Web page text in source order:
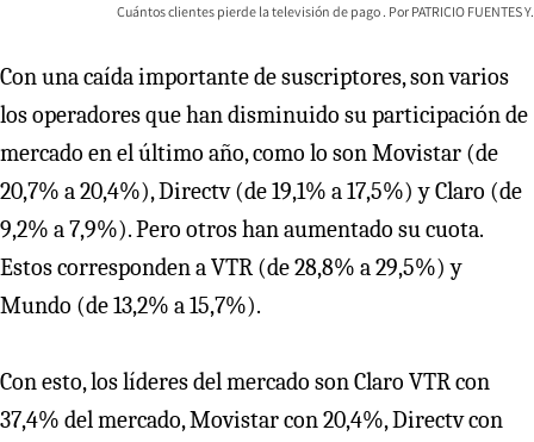
Cuántos clientes pierde la televisión de pago PATRICIO FUENTES Y.
Con una caída importante de suscriptores, son varios
los operadores que han disminuido su participación de
mercado en el último año, como lo son Movistar (de
20,7% a 20,4%), Directv (de 19,1% a 17,5%) y Claro (de
9,2% a 7,9%). Pero otros han aumentado su cuota.
Estos corresponden a VTR (de 28,8% a 29,5%) y
Mundo (de 13,2% a 15,7%).
Con esto, los líderes del mercado son Claro VTR con
37,4% del mercado, Movistar con 20,4%, Directv con